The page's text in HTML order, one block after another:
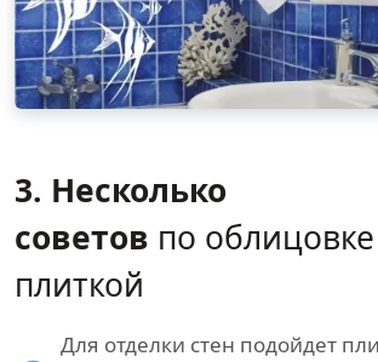
3. Несколько
советов по
плиткой
Для отделки стен подойдет